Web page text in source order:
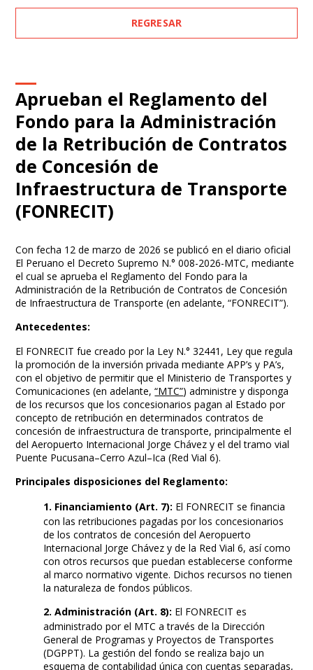
REGRESAR
Aprueban el Reglamento del
Fondo para la Administración
de la Retribución de Contratos
de Concesión de
Infraestructura de Transporte
(FONRECIT)
Con fecha 12 de marzo de 2026 se publicó en el diario oficial
El Peruano el Decreto Supremo N.° 008-2026-MTC, mediante
el cual se aprueba el Reglamento del Fondo para la
Administración de la Retribución de Contratos de Concesión
de Infraestructura de Transporte (en adelante, “FONRECIT”).
Antecedentes:
El FONRECIT fue creado por la Ley N.° 32441, Ley que regula
la promoción de la inversión privada mediante APP’s y PA’s,
con el objetivo de permitir que el Ministerio de Transportes y
Comunicaciones (en adelante,“MTC”) administre y disponga
de los recursos que los concesionarios pagan al Estado por
concepto de retribución en determinados contratos de
concesión de infraestructura de transporte, principalmente el
del Aeropuerto Internacional Jorge Chávez y el del tramo vial
Puente Pucusana–Cerro Azul–Ica (Red Vial 6).
Principales disposiciones del Reglamento:
1. Financiamiento (Art. 7): El FONRECIT se financia
con las retribuciones pagadas por los concesionarios
de los contratos de concesión del Aeropuerto
Internacional Jorge Chávez y de la Red Vial 6, así como
con otros recursos que puedan establecerse conforme
al marco normativo vigente. Dichos recursos no tienen
la naturaleza de fondos públicos.
2. Administración (Art. 8): El FONRECIT es
administrado por el MTC a través de la Dirección
General de Programas y Proyectos de Transportes
(DGPPT). La gestión del fondo se realiza bajo un
esquema de contabilidad única con cuentas separadas,